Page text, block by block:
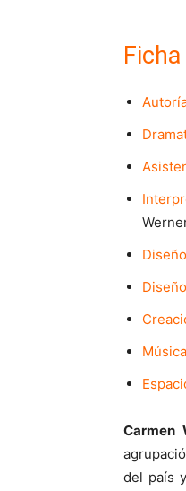
Carmen
del país